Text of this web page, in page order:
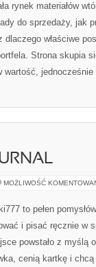
rynek materiałów
do sprzedaży, jak
dlaczego właściwe
Strona skupia
MOŻLIWOŚĆ
to pełen
i pisać ręcznie w
powstało z myślą
cenią kartkę i